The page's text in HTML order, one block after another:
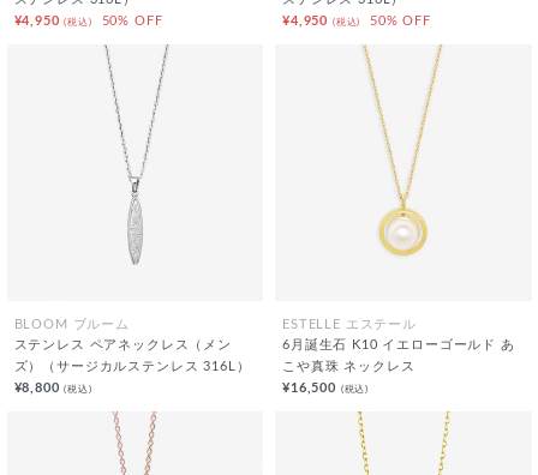
¥4,950(税込) 50% OFF
¥4,950 (税込) 50% OFF
BLOOM ブルーム
ステンレス ペアネックレス（メン
ズ）（サージカルステンレス 316L）
¥8,800(税込)
ESTELLE エステール
6月誕生石 K10 イエローゴールド あ
こや真珠 ネックレス
¥16,500 (税込)